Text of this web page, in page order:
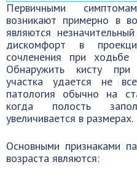
Первичными
возникают примерно в
являются
дискомфорт в
сочленения при
Обнаружить кисту при
участка удается не
патология обычно на
когда полость
увеличивается в размерах.
Основными признаками
возраста являются: